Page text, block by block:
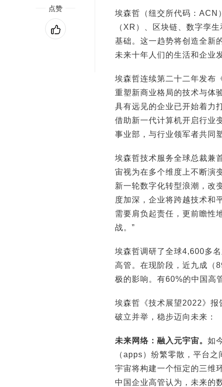
埃森哲（纽交所代码：ACN
（XR）、区块链、数字孪
基础。这一趋势将创造全新
未来十年人们的生活和企业
埃森哲连续第二十二年发布
重塑新商业格局的技术与体
具有远见的企业已开始着力
借助新一代计算机开启行业
事业部，与行业领军者共同
埃森哲技术服务全球总裁兼
宙视为在多个维度上不断演
新一轮数字化转型浪潮，改
度加深，企业将跨越技术和
需要肩负起责任，更前瞻性
战。”
埃森哲调研了全球4,600多
高管。在现阶段，近九成（
极的影响。有60%的中国高
埃森哲《技术展望2022》
破立并举，稳步迈向未来：
未来网络：融入元宇宙。 如
（apps）纷繁零散，平台
宇宙将构建一个恒定的三维
中国企业高管认为，未来的
点赞